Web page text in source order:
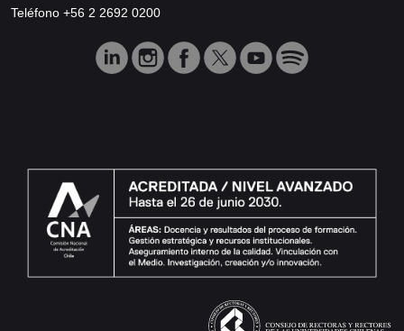
Teléfono +56 2 2692 0200